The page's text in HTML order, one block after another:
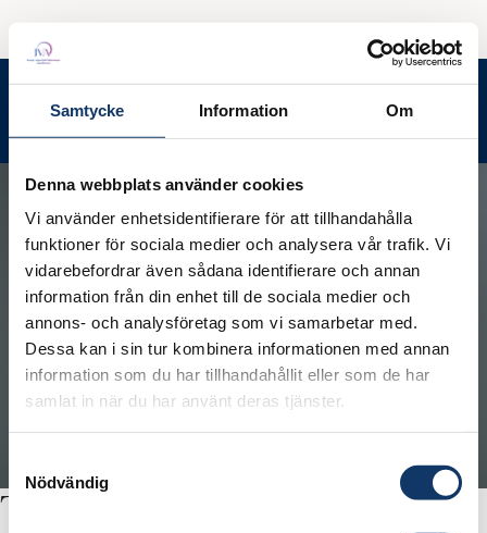
Samtycke Information Om
Denna webbplats använder cookies
Vi använder enhetsidentifierare för att tillhandahålla
funktioner för sociala medier och analysera vår trafik. Vi
vidarebefordrar även sådana identifierare och annan
information från din enhet till de sociala medier och
annons- och analysföretag som vi samarbetar med.
Dessa kan i sin tur kombinera informationen med annan
information som du har tillhandahållit eller som de har
samlat in när du har använt deras tjänster.
Nödvändig
Meny
Thomas Eldered